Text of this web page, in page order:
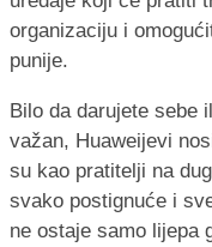
organizaciju i
punije.
Bilo da darujete sebe
važan, Huaweijevi
su kao pratitelji na
svako postignuće i
ne ostaje samo lijepa